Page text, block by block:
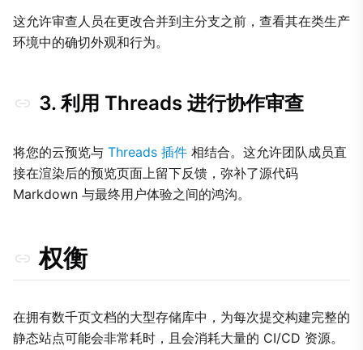
这允许审查人员在更改合并到主分支之前，查看其在类生产
环境中的确切外观和行为。
3. 利用 Threads 进行协作审查
将您的云预览与 Threads 插件 相结合。这允许团队成员直
接在渲染后的预览页面上留下反馈，弥补了源代码
Markdown 与最终用户体验之间的鸿沟。
权衡
在拥有数千页文档的大型存储库中，为每次提交构建完整的
静态站点可能会非常耗时，且会消耗大量的 CI/CD 资源。